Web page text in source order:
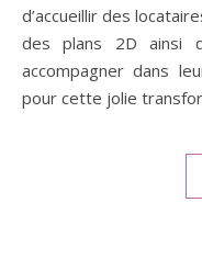
d’accueillir des
des plans 2D ainsi
accompagner dans
pour cette jolie